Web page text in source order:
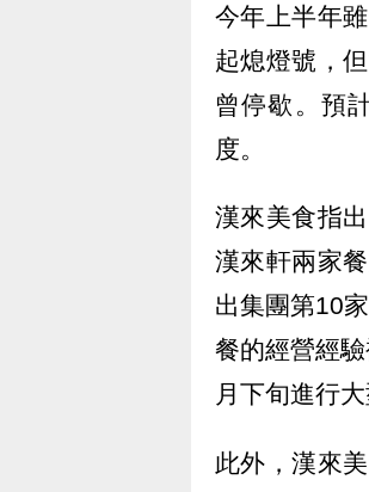
今年上半年
起熄燈號，
曾停歇。預
度。
漢來美食指
漢來軒兩家
出集團第10
餐的經營經
月下旬進行
此外，漢來